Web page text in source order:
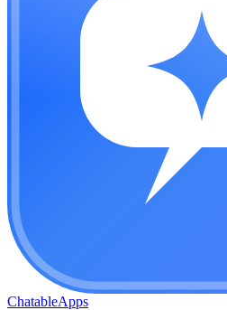
ChatableApps